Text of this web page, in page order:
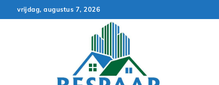
to
vrijdag, augustus 7, 2026